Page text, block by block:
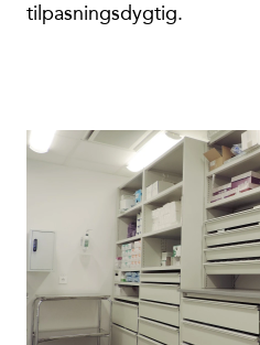
tilpasningsdygtig.